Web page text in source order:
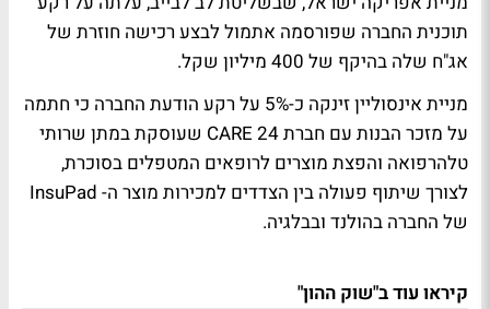
תוכנית החברה שפורסמה אתמוללבצע רכישה חוזרת של
אג"ח שלה בהיקף של 400 מיליון שקל.
מניית אינסוליין זינקה כ-5% על רקע הודעת החברה כי חתמה
על מזכר הבנות עם חברת CARE 24 שעוסקת במתן שרותי
טלהרפואה והפצת מוצרים לרופאים המטפלים בסוכרת,
לצורך שיתוף פעולה בין הצדדים למכירות מוצר ה- InsuPad
של החברה בהולנד ובבלגיה.
קיראו עוד ב"שוק ההון"